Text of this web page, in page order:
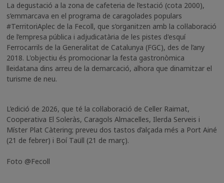
La degustació a la zona de cafeteria de l’estació (cota 2000),
s’emmarcava en el programa de caragolades populars
#TerritoriAplec de la Fecoll, que s’organitzen amb la col·laboració
de l’empresa pública i adjudicatària de les pistes d'esquí
Ferrocarrils de la Generalitat de Catalunya (FGC), des de l’any
2018. L'objectiu és promocionar la festa gastronòmica
lleidatana dins arreu de la demarcació, alhora que dinamitzar el
turisme de neu.
L’edició de 2026, que té la col·laboració de Celler Raimat,
Cooperativa El Soleràs, Caragols Almacelles, Ilerda Serveis i
Míster Plat Càtering; preveu dos tastos d’alçada més a Port Ainé
(21 de febrer) i Boí Taüll (21 de març).
Foto @Fecoll